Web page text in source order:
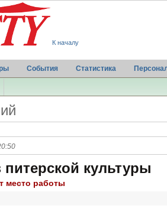
К началу
События Статистика
культуры
место работы